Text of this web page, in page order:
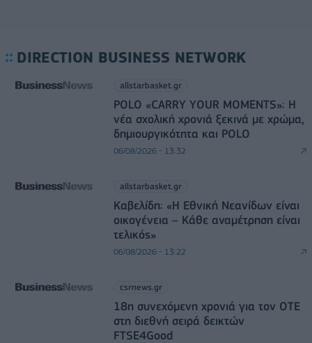
DIRECTION BUSINESS NETWORK
allstarbasket.gr
POLO «CARRY YOUR MOMENTS»: Η
νέα σχολική χρονιά ξεκινά με χρώμα,
δημιουργικότητα και POLO
06/08/2026 - 13:32
allstarbasket.gr
Καβελίδη: «Η Εθνική Νεανίδων είναι
οικογένεια – Κάθε αναμέτρηση είναι
τελικός»
06/08/2026 - 13:22
csrnews.gr
18η συνεχόμενη χρονιά για τον ΟΤΕ
στη διεθνή σειρά δεικτών
FTSE4Good